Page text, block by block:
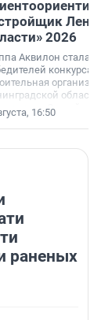
2026
Аквилон стала
конкурса
области
«Самый
16:50
раненых